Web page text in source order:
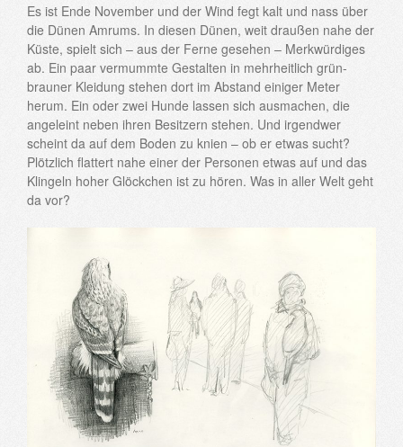
Es ist Ende November und der Wind fegt kalt und nass über
die Dünen Amrums. In diesen Dünen, weit draußen nahe der
Küste, spielt sich – aus der Ferne gesehen – Merkwürdiges
ab. Ein paar vermummte Gestalten in mehrheitlich grün-
brauner Kleidung stehen dort im Abstand einiger Meter
herum. Ein oder zwei Hunde lassen sich ausmachen, die
angeleint neben ihren Besitzern stehen. Und irgendwer
scheint da auf dem Boden zu knien – ob er etwas sucht?
Plötzlich flattert nahe einer der Personen etwas auf und das
Klingeln hoher Glöckchen ist zu hören. Was in aller Welt geht
da vor?